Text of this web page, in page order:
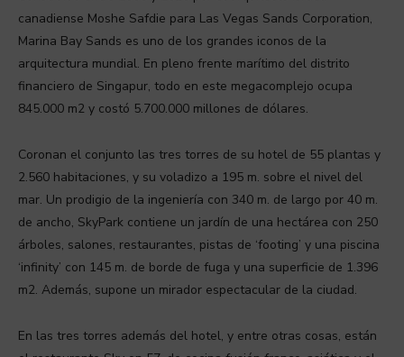
canadiense Moshe Safdie para Las Vegas Sands Corporation,
Marina Bay Sands es uno de los grandes iconos de la
arquitectura mundial. En pleno frente marítimo del distrito
financiero de Singapur, todo en este megacomplejo ocupa
845.000 m2 y costó 5.700.000 millones de dólares.
Coronan el conjunto las tres torres de su hotel de 55 plantas y
2.560 habitaciones, y su voladizo a 195 m. sobre el nivel del
mar. Un prodigio de la ingeniería con 340 m. de largo por 40 m.
de ancho, SkyPark contiene un jardín de una hectárea con 250
árboles, salones, restaurantes, pistas de ‘footing’ y una piscina
‘infinity’ con 145 m. de borde de fuga y una superficie de 1.396
m2. Además, supone un mirador espectacular de la ciudad.
En las tres torres además del hotel, y entre otras cosas, están